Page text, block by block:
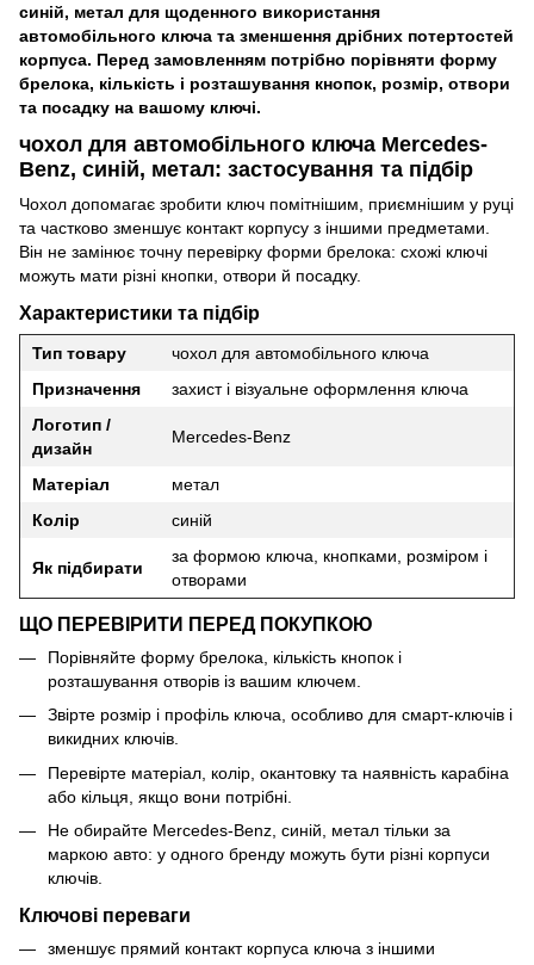
синій, метал для щоденного використання
автомобільного ключа та зменшення дрібних потертостей
корпуса. Перед замовленням потрібно порівняти форму
брелока, кількість і розташування кнопок, розмір, отвори
та посадку на вашому ключі.
чохол для автомобільного ключа Mercedes-
Benz, синій, метал: застосування та підбір
Чохол допомагає зробити ключ помітнішим, приємнішим у руці
та частково зменшує контакт корпусу з іншими предметами.
Він не замінює точну перевірку форми брелока: схожі ключі
можуть мати різні кнопки, отвори й посадку.
Характеристики та підбір
Тип товару
чохол для автомобільного ключа
Призначення
захист і візуальне оформлення ключа
Логотип /
дизайн
Mercedes-Benz
Матеріал
метал
Колір
синій
Як підбирати
за формою ключа, кнопками, розміром і
отворами
ЩО ПЕРЕВІРИТИ ПЕРЕД ПОКУПКОЮ
Порівняйте форму брелока, кількість кнопок і
розташування отворів із вашим ключем.
Звірте розмір і профіль ключа, особливо для смарт-ключів і
викидних ключів.
Перевірте матеріал, колір, окантовку та наявність карабіна
або кільця, якщо вони потрібні.
Не обирайте Mercedes-Benz, синій, метал тільки за
маркою авто: у одного бренду можуть бути різні корпуси
ключів.
Ключові переваги
зменшує прямий контакт корпуса ключа з іншими